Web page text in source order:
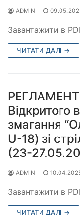
ADMIN
Завантажити в
ЧИТАТИ ДАЛІ →
РЕГЛАМЕНТ
Відкритого
змагання
U-18) зі
(23-
ADMIN
Завантажити в
ЧИТАТИ ДАЛІ →